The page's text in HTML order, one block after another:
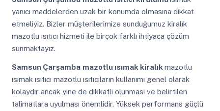
yanıcı maddelerden uzak bir konumda olmasına dikkat
etmeliyiz. Bizler müşterilerimize sunduğumuz kiralık
mazotlu ısıtıcı hizmeti ile birçok farklı ihtiyaca çözüm
sunmaktayız.
Samsun Çarşamba mazotlu ısımak kiralık mazotlu
ısımak ısıtıcı mazotlu ısıtıcıların kullanımı genel olarak
kolaydır ancak yine de dikkatli olunması ve belirtilen
talimatlara uyulması önemlidir. Yüksek performans güçlü